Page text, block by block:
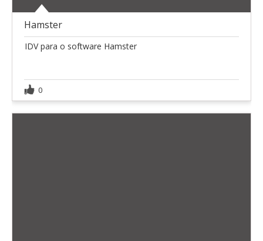
Hamster
IDV para o software Hamster
0